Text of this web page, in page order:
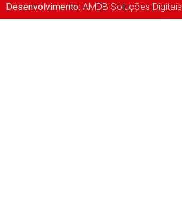
Desenvolvimento: AMDB Soluções Digitais